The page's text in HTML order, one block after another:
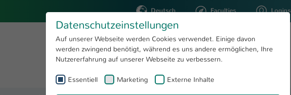
Deutsch Faculties Logins
Sciences Kaiserslautern
STUDYING RESEARCH
Datenschutzeinstellungen
Auf unserer Webseite werden Cookies verwendet. Einige davon
werden zwingend benötigt, während es uns andere ermöglichen, Ihre
Nutzererfahrung auf unserer Webseite zu verbessern.
Essentiell Marketing Externe Inhalte